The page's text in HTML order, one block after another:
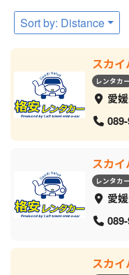
Sort by: Distance
スカ
レンタカー
愛
スカ
レンタカー
愛
スカ